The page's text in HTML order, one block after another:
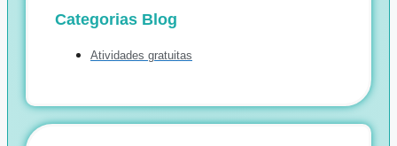
Categorias Blog
Atividades gratuitas